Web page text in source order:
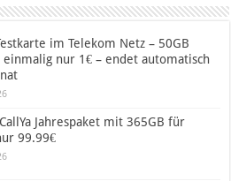
im Telekom Netz – 50GB
nur 1€ – endet automatisch
Jahrespaket mit 365GB für
99.99€